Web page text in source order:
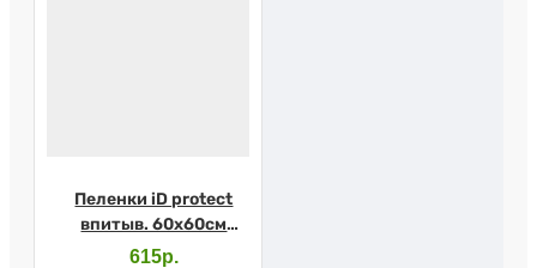
Пеленки iD protect
впитыв. 60х60см
№30
615р.